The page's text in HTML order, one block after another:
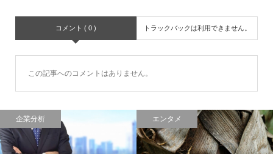
コメント ( 0 ) トラックバックは利用できません。
この記事へのコメントはありません。
企業分析 エンタメ